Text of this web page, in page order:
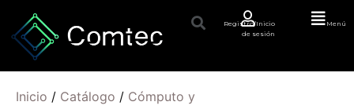
Registro/Inicio
de sesión
Menú
Inicio / Catálogo / Cómputo y